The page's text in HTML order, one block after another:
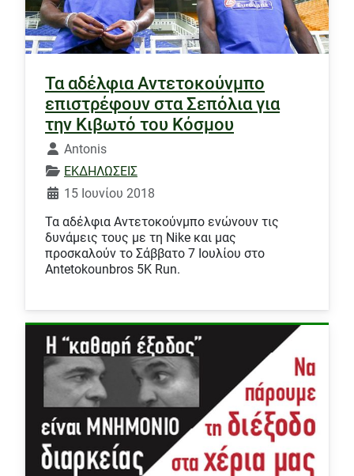
Τα αδέλφια Αντετοκούνμπο
επιστρέφουν στα Σεπόλια για
την Κιβωτό του Κόσμου
Λεπτομέρειες
Antonis
ΕΚΔΗΛΩΣΕΙΣ
15 Ιουνίου 2018
Τα αδέλφια Αντετοκούνμπο ενώνουν τις
δυνάμεις τους με τη Nike και μας
προσκαλούν το Σάββατο 7 Ιουλίου στο
Antetokounbros 5K Run.